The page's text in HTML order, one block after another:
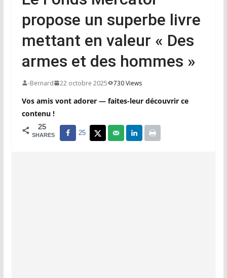
propose un superbe livre
mettant en valeur « Des
armes et des hommes »
-Bernard 22 octobre 2025 730 Views
Vos amis vont adorer — faites-leur découvrir ce
contenu !
25
SHARES 25